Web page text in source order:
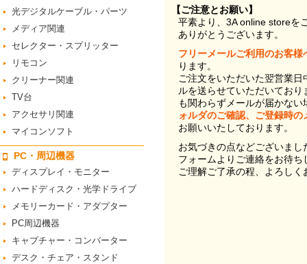
【ご注意とお願い】
平素より、3A online storeを
ありがとうございます。
フリーメールご利用のお客様
ります。
ご注文をいただいた翌営業
ルを送らせていただいてお
も関わらずメールが届かない
ォルダのご確認、ご登録時
お願いいたしております。
お気づきの点などございま
フォームよりご連絡をお待ち
ご理解ご了承の程、よろし
光デジタルケーブル・パーツ
メディア関連
セレクター・スプリッター
リモコン
クリーナー関連
TV台
アクセサリ関連
マイコンソフト
PC・周辺機器
ディスプレイ・モニター
ハードディスク・光学ドライブ
メモリーカード・アダプター
PC周辺機器
キャプチャー・コンバーター
デスク・チェア・スタンド